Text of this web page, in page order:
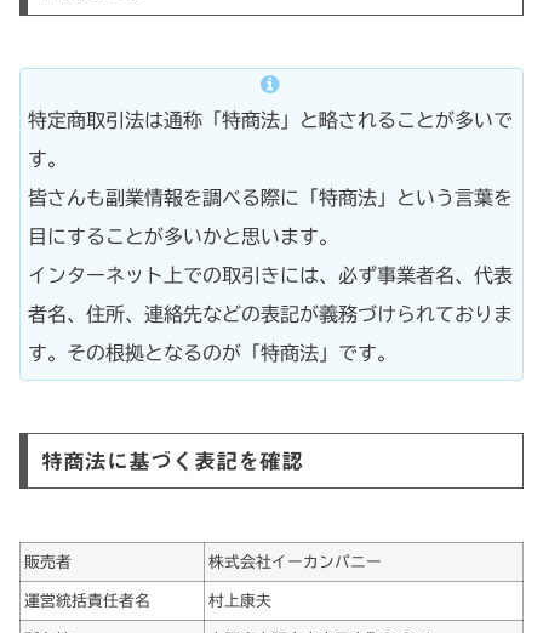
特定商取引法は通称「特商法」と略されることが多いで
す。
皆さんも副業情報を調べる際に「特商法」という言葉を
目にすることが多いかと思います。
インターネット上での取引きには、必ず事業者名、代表
者名、住所、連絡先などの表記が義務づけられておりま
す。その根拠となるのが「特商法」です。
特商法に基づく表記を確認
販売者 株式会社イーカンパニー
運営統括責任者名 村上康夫